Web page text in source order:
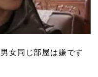
女同じ部屋は嫌です